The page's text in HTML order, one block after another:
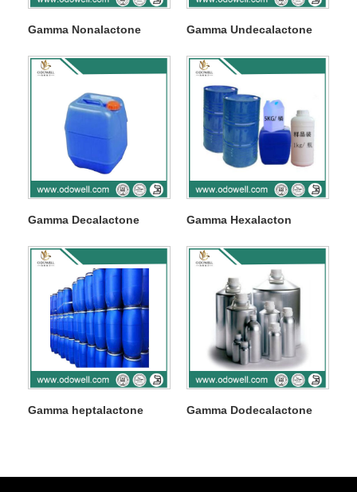
Gamma Nonalactone Gamma Undecalactone
Gamma Decalactone Gamma Hexalacton
Gamma heptalactone Gamma Dodecalactone